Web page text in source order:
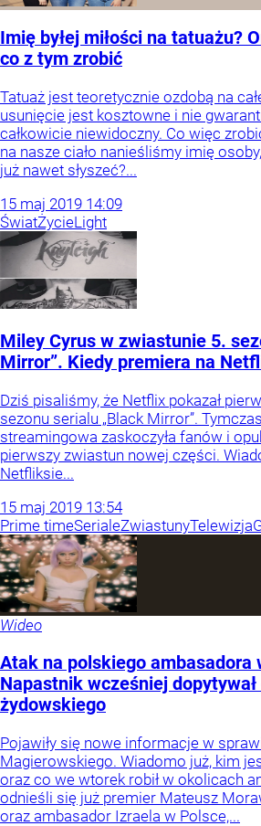
Imię byłej miłości na tatuażu?
co z tym zrobić
Tatuaż jest teoretycznie ozdobą na
usunięcie jest kosztowne i nie
całkowicie niewidoczny. Co więc
na nasze ciało nanieśliśmy imię
już nawet słyszeć?...
15 maj 2019 14:09
ŚwiatŻycieLight
Miley Cyrus w zwiastunie 5.
Mirror”. Kiedy premiera na
Dziś pisaliśmy, że Netflix pokazał
sezonu serialu „Black Mirror”.
streamingowa zaskoczyła fanów i
pierwszy zwiastun nowej części.
Netfliksie...
15 maj 2019 13:54
Prime timeSerialeZwiastunyTelewizja
Wideo
Atak na polskiego ambasadora
Napastnik wcześniej
żydowskiego
Pojawiły się nowe informacje w
Magierowskiego. Wiadomo już, kim
oraz co we wtorek robił w okolicach
odnieśli się już premier Mateusz
oraz ambasador Izraela w Polsce,...